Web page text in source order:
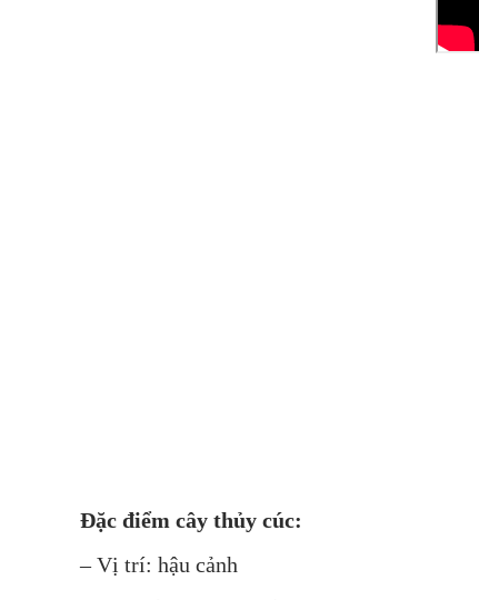
Đặc điểm cây thủy cúc:
– Vị trí: hậu cảnh